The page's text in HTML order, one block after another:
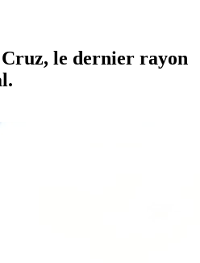
Cruz, le dernier rayon